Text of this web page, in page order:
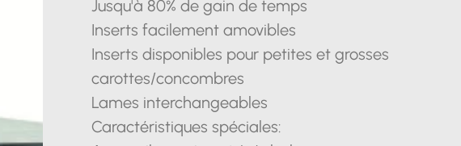
Jusqu'à 80% de gain de temps
Inserts facilement amovibles
Inserts disponibles pour petites et grosses
carottes/concombres
Lames interchangeables
Caractéristiques spéciales: